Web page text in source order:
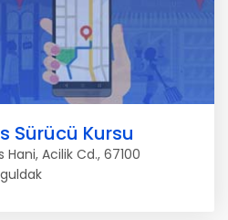
Sürücü Kursu
Acilik Cd., 67100